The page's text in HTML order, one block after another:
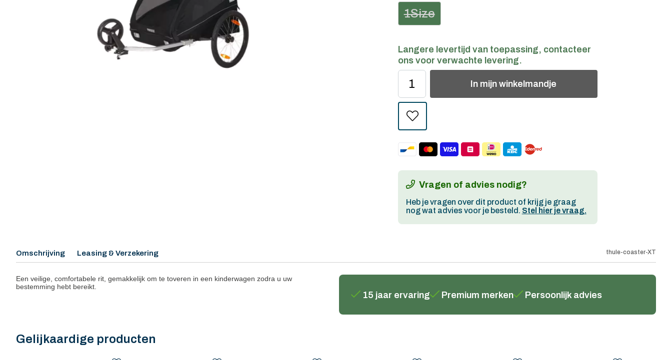
1Size
Langere levertijd van toepassing, contacteer
ons voor verwachte levering.
In mijn winkelmandje
Vragen of advies nodig?
Heb je vragen over dit product of krijg je graag
nog wat advies voor je besteld. Stel hier je vraag.
Omschrijving Leasing & Verzekering thule-coaster-XT
Een veilige, comfortabele rit, gemakkelijk om te toveren in een kinderwagen zodra u uw
bestemming hebt bereikt.
15 jaar ervaring Premium merken Persoonlijk advies
Gelijkaardige producten